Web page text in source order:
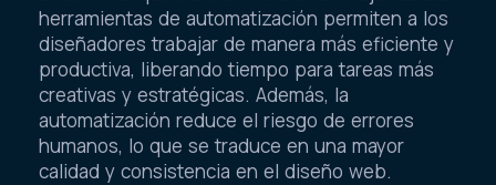
herramientas de automatización permiten a los
diseñadores trabajar de manera más eficiente y
productiva, liberando tiempo para tareas más
creativas y estratégicas. Además, la
automatización reduce el riesgo de errores
humanos, lo que se traduce en una mayor
calidad y consistencia en el diseño web.